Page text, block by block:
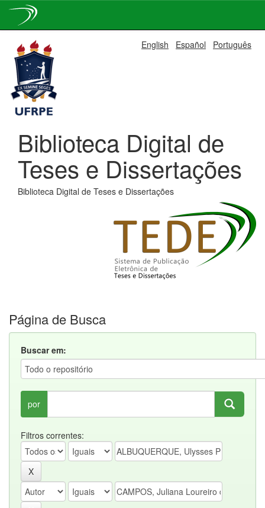
navigation
English Español Português
Biblioteca Digital de
Teses e Dissertações
Biblioteca Digital de Teses e Dissertações
Página de Busca
Buscar em:
por
Filtros correntes: